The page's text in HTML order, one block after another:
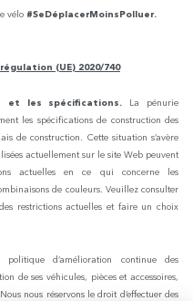
vélo #SeDéplacerMoinsPolluer.
(UE) 2020/740
et les spécifications.
La pénurie
les spécifications de construction des
de construction. Cette situation s’avère
actuellement sur le site Web peuvent
actuelles en ce qui concerne les
de couleurs. Veuillez consulter
restrictions actuelles et faire un choix
d’amélioration continue des
de ses véhicules, pièces et accessoires,
nous réservons le droit d’effectuer des